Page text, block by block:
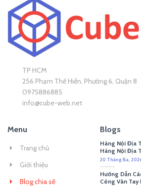
TP HCM
256 Phạm Thế Hiển, Phường 6, Quận 8
0975886885
info@cube-web.net
Menu
Trang chủ
Giới thiệu
Blog chia sẽ
Blogs
Hàng Nội Địa
Hàng Nội Địa
20 Tháng Ba,
Hướng Dẫn
Công Vân Tay